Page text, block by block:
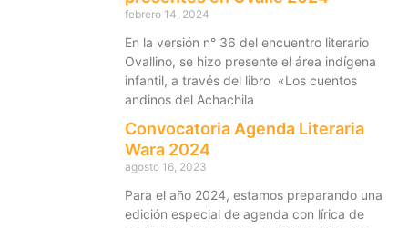
febrero 14, 2024
En la versión n° 36 del encuentro literario
Ovallino, se hizo presente el área indígena
infantil, a través del libro «Los cuentos
andinos del Achachila
Convocatoria Agenda Literaria
Wara 2024
agosto 16, 2023
Para el año 2024, estamos preparando una
edición especial de agenda con lírica de